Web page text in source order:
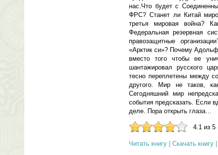
нас.Что будет с
ФРС? Станет ли Китай
третья мировая война?
Федеральная резервная
правозащитные
«Арктик си»? Почему
вместо того чтобы ее
шантажировал русского
тесно переплетены между
другого. Мир не таков,
Сегодняшний мир
события предсказать. Если
деле. Пора открыть глаза…
4.1 из 5
Читать книгу Скачать книгу